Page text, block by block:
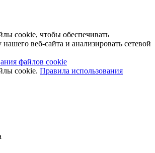
cookie, чтобы обеспечивать
веб-сайта и анализировать сетевой
файлов cookie
cookie. Правила использования